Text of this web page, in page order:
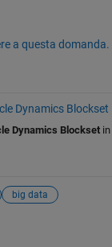
a questa domanda.
Dynamics Blockset
Dynamics Blocksetin
big data